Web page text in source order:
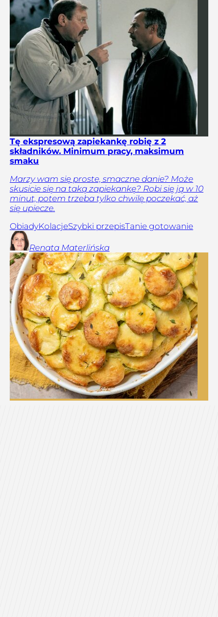
Tę ekspresową zapiekankę robię z 2
składników. Minimum pracy, maksimum
smaku
Marzy wam się proste, smaczne danie? Może
skusicie się na taką zapiekankę? Robi się ją w 10
minut, potem trzeba tylko chwilę poczekać, aż
się upiecze.
ObiadyKolacjeSzybki przepisTanie gotowanie
Renata Materlińska